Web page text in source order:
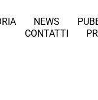
NEWS
CONTATTI